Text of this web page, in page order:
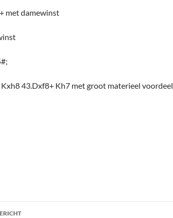
met damewinst
43.Dxf8+ Kh7 met groot materieel voordeel